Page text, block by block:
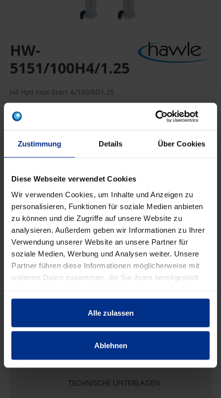
Zustimmung Details Über Cookies
Diese Webseite verwendet Cookies
Wir verwenden Cookies, um Inhalte und Anzeigen zu
personalisieren, Funktionen für soziale Medien anbieten
zu können und die Zugriffe auf unsere Website zu
analysieren. Außerdem geben wir Informationen zu Ihrer
Verwendung unserer Website an unsere Partner für
soziale Medien, Werbung und Analysen weiter. Unsere
Partner führen diese Informationen möglicherweise mit
weiteren Daten zusammen, die Sie ihnen bereitgestellt
gesammelt haben.
Alle zulassen
Ablehnen
HW-
5151/100H4/1.25
H4 Hyd.Inox-Starr A/100/RD1,25
Flansche bemessen und gebohrt nach EN 1092-1 | PN 16
DATENBLATT ERSTELLEN
HW-5151/100H4/1.25
MINUS PLUS
Stück
Min.: 1 Stück
4.368,00 € AAT
EIGENSCHAFTEN
TECHNISCHE UNTERLAGEN